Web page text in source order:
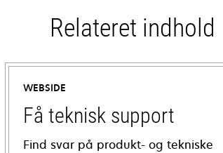
Relateret indhold
WEBSIDE
Få teknisk support
Find svar på produkt- og tekniske